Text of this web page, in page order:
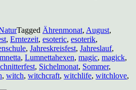
Tagged Ährenmonat, August,
, Erntezeit, esoteric, esoterik,
, Jahreskreisfest, Jahreslauf,
, Lumnettahexen, magic, magick,
, Sichelmonat, Sommer,
, witch, witchcraft, witchlife, witchlove,